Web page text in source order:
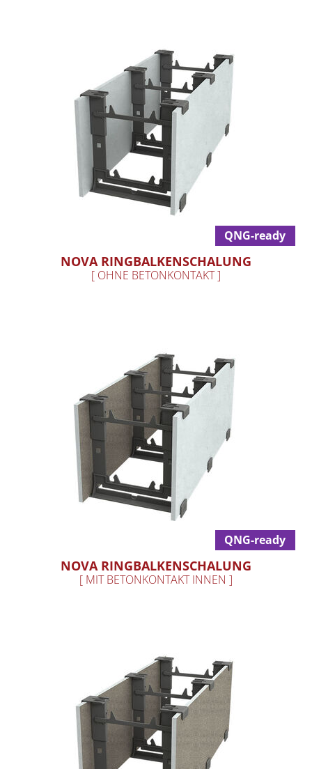
QNG-ready
NOVA RINGBALKENSCHALUNG
[ OHNE BETONKONTAKT ]
QNG-ready
NOVA RINGBALKENSCHALUNG
[ MIT BETONKONTAKT INNEN ]